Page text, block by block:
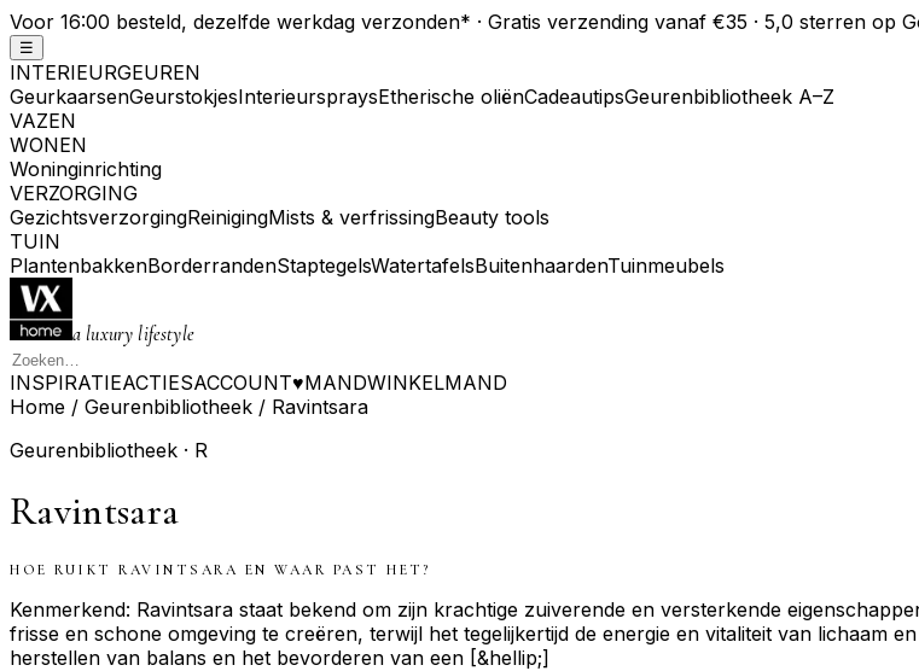
Voor 16:00 besteld, dezelfde werkdag verzonden* · Gratis verzending vanaf €35 · 5,0 sterren op
☰
INTERIEURGEUREN
GeurkaarsenGeurstokjesInterieurspraysEtherische oliënCadeautipsGeurenbibliotheek A–Z
VAZEN
WONEN
Woninginrichting
VERZORGING
GezichtsverzorgingReinigingMists & verfrissingBeauty tools
TUIN
PlantenbakkenBorderrandenStaptegelsWatertafelsBuitenhaardenTuinmeubels
a luxury lifestyle
INSPIRATIEACTIESACCOUNT♥MANDWINKELMAND
Home / Geurenbibliotheek / Ravintsara
Geurenbibliotheek · R
Ravintsara
HOE RUIKT RAVINTSARA EN WAAR PAST HET?
Kenmerkend: Ravintsara staat bekend om zijn krachtige zuiverende en versterkende
frisse en schone omgeving te creëren, terwijl het tegelijkertijd de energie en vitaliteit van lichaam
herstellen van balans en het bevorderen van een [&hellip;]